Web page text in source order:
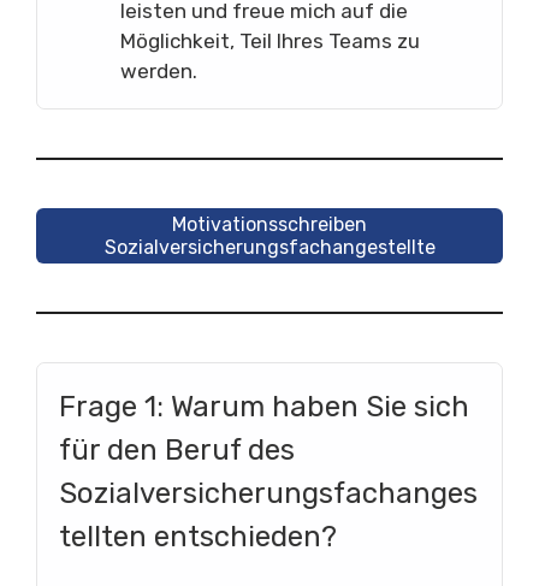
leisten und freue mich auf die
Möglichkeit, Teil Ihres Teams zu
werden.
Motivationsschreiben
Sozialversicherungsfachangestellte
Frage 1: Warum haben Sie sich
für den Beruf des
Sozialversicherungsfachanges
tellten entschieden?